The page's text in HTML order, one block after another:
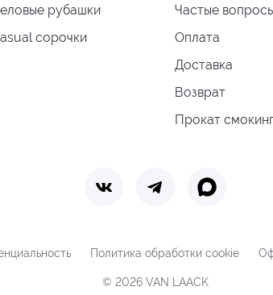
рубашки
сорочки
Частые
Оплата
Доставка
Возврат
Прокат
Политика обработки cookie
© 2026 VAN LAACK